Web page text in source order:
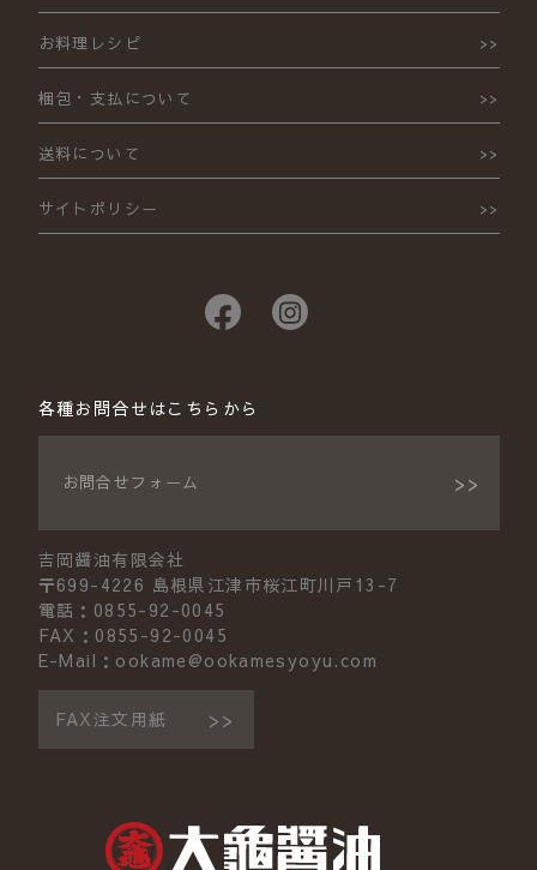
お料理レシピ
梱包・支払について
送料について
サイトポリシー
各種お問合せはこちらから
お問合せフォーム
吉岡醤油有限会社
〒699-4226 島根県江津市桜江町川戸13-7
電話：0855-92-0045
FAX：0855-92-0045
E-Mail：ookame@ookamesyoyu.com
FAX注文用紙